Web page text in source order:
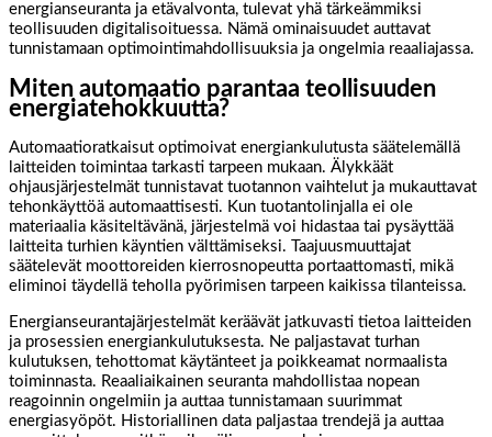
energianseuranta ja etävalvonta, tulevat yhä tärkeämmiksi
teollisuuden digitalisoituessa. Nämä ominaisuudet auttavat
tunnistamaan optimointimahdollisuuksia ja ongelmia reaaliajassa.
Miten automaatio parantaa teollisuuden
energiatehokkuutta?
Automaatioratkaisut optimoivat energiankulutusta säätelemällä
laitteiden toimintaa tarkasti tarpeen mukaan. Älykkäät
ohjausjärjestelmät tunnistavat tuotannon vaihtelut ja mukauttavat
tehonkäyttöä automaattisesti. Kun tuotantolinjalla ei ole
materiaalia käsiteltävänä, järjestelmä voi hidastaa tai pysäyttää
laitteita turhien käyntien välttämiseksi. Taajuusmuuttajat
säätelevät moottoreiden kierrosnopeutta portaattomasti, mikä
eliminoi täydellä teholla pyörimisen tarpeen kaikissa tilanteissa.
Energianseurantajärjestelmät keräävät jatkuvasti tietoa laitteiden
ja prosessien energiankulutuksesta. Ne paljastavat turhan
kulutuksen, tehottomat käytänteet ja poikkeamat normaalista
toiminnasta. Reaaliaikainen seuranta mahdollistaa nopean
reagoinnin ongelmiin ja auttaa tunnistamaan suurimmat
energiasyöpöt. Historiallinen data paljastaa trendejä ja auttaa